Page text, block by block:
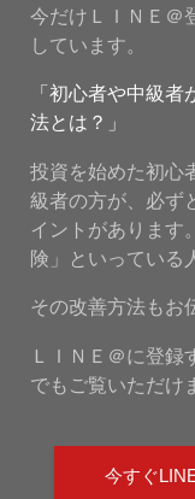
今だけＬＩＮＥ＠
しています。
「初心者や中級
法とは？」
投資を始めた初心
級者の方が、必ず
イントがあります
険」といっている
その改善方法もお
ＬＩＮＥ＠に登録
でもご覧いただけ
今すぐ